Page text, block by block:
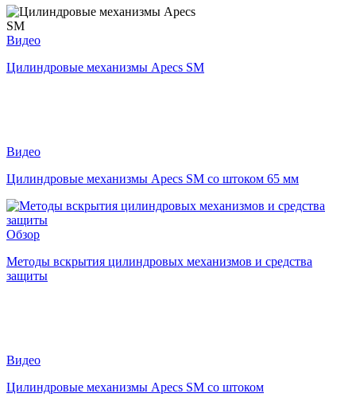
Видео
Цилиндровые механизмы Apecs SM
Видео
Цилиндровые механизмы Apecs SM со штоком 65 мм
Обзор
Методы вскрытия цилиндровых механизмов и средства
защиты
Видео
Цилиндровые механизмы Apecs SM со штоком